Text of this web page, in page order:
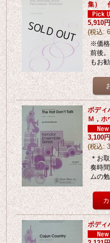
集）
5,910
(税込:
※価格
前後
もお
ボデ
Ｍ，ホ
3,100
(税込:
＊お
奏時
ムの
ボデ